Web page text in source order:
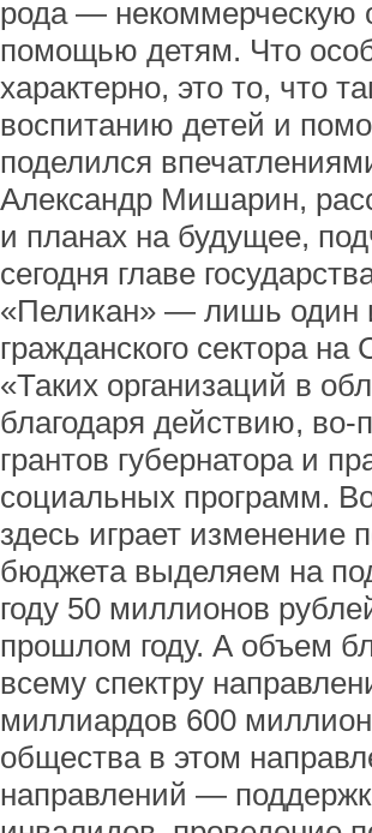
рода — некоммерческую
помощью детям. Что
характерно, это то, что
воспитанию детей и
поделился
Александр Мишарин,
и планах на будущее,
сегодня главе
«Пеликан» — лишь один
гражданского сектора
«Таких организаций в
благодаря действию, во-
грантов губернатора и
социальных программ.
здесь играет
бюджета выделяем на
году 50 миллионов
прошлом году. А объем
всему спектру
миллиардов 600
общества в этом
направлений —